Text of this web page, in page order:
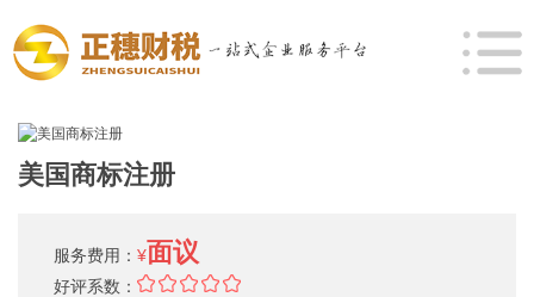
美国商标注册
服务费用： ¥面议
好评系数：